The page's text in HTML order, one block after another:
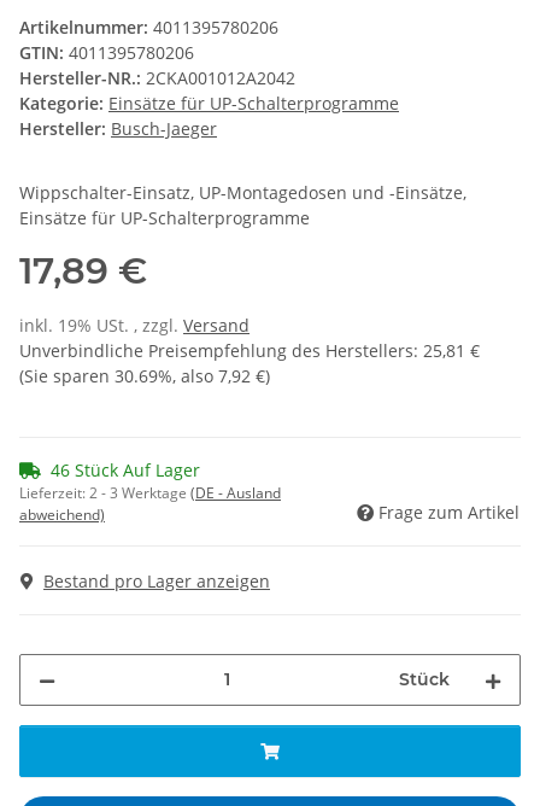
Artikelnummer: 4011395780206
GTIN: 4011395780206
Hersteller-NR.: 2CKA001012A2042
Kategorie: Einsätze für UP-Schalterprogramme
Hersteller: Busch-Jaeger
Wippschalter-Einsatz, UP-Montagedosen und -Einsätze,
Einsätze für UP-Schalterprogramme
17,89 €
inkl. 19% USt. , zzgl. Versand
Unverbindliche Preisempfehlung des Herstellers: 25,81 €
(Sie sparen 30.69%, also 7,92 €)
46 Stück Auf Lager
Lieferzeit:2 - 3 Werktage (DE - Ausland
abweichend)
Frage zum Artikel
Bestand pro Lager anzeigen
Stück